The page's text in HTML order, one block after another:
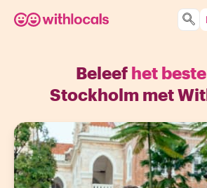
Beleef het
Stockholm met